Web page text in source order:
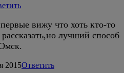
вижу что хоть кто-то
лучший способ
2015Ответить